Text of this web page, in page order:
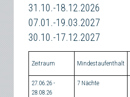
31.10.-18.12.2026
07.01.-19.03.2027
30.10.-17.12.2027
Zeitraum Mindestaufenthalt
27.06.26 -
28.08.26
7 Nächte